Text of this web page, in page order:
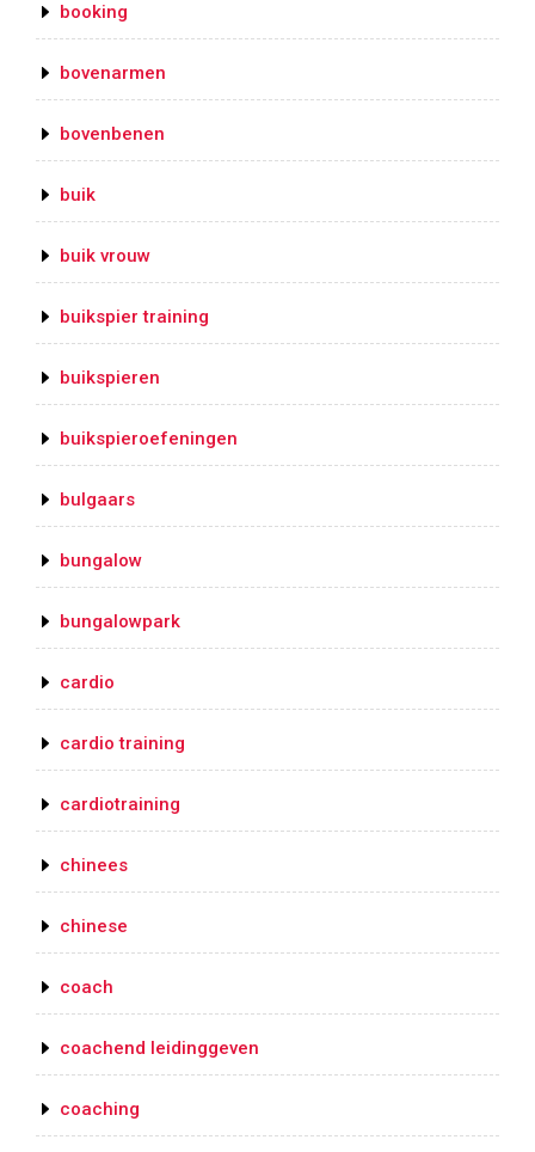
booking
bovenarmen
bovenbenen
buik
buik vrouw
buikspier training
buikspieren
buikspieroefeningen
bulgaars
bungalow
bungalowpark
cardio
cardio training
cardiotraining
chinees
chinese
coach
coachend leidinggeven
coaching